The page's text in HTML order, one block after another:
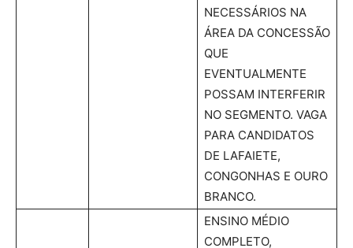
NECESSÁRIOS NA
ÁREA DA CONCESSÃO
QUE
EVENTUALMENTE
POSSAM INTERFERIR
NO SEGMENTO. VAGA
PARA CANDIDATOS
DE LAFAIETE,
CONGONHAS E OURO
BRANCO.
ENSINO MÉDIO
COMPLETO,